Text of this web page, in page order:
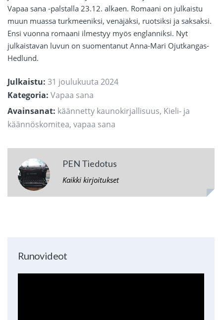
Vapaa sana -palstalla 23.12. alkaen. Romaani on julkaistu
muun muassa turkmeeniksi, venäjäksi, ruotsiksi ja saksaksi.
Ensi vuonna romaani ilmestyy myös englanniksi. Nyt
julkaistavan luvun on suomentanut Anna-Mari Ojutkangas-
Hedlund.
Julkaistu: 31 joulukuuta 2024
Kategoria: Vapaa sana
Avainsanat: käännetty kaunokirjallisuus, Kieli- ja
käännöskomitea, vapaa sana
PEN Tiedotus
Kaikki kirjoitukset
Runovideot